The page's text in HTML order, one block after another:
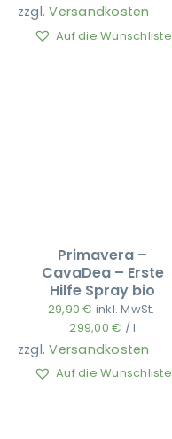
zzgl.Versandkosten
Auf die Wunschliste
Primavera –
CavaDea – Erste
Hilfe Spray bio
29,90€ inkl. MwSt.
299,00€ /l
zzgl.Versandkosten
Auf die Wunschliste